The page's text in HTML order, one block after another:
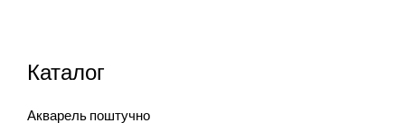
Каталог
Акварель поштучно